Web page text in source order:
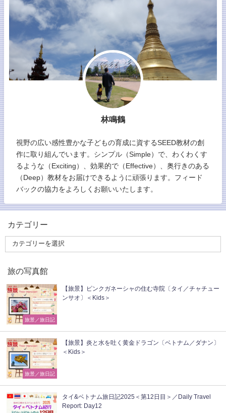
林鳴鶴
視野の広い感性豊かな子どもの育成に資するSEED教材の創
作に取り組んでいます。シンプル（Simple）で、わくわくす
るような（Exciting）、効果的で（Effective）、奥行きのある
（Deep）教材をお届けできるように頑張ります。フィード
バックの協力をよろしくお願いいたします。
カテゴリー
旅の写真館
旅景／旅日記
【旅景】ピンクガネーシャの住む寺院〔タイ／チャチュー
ンサオ〕＜Kids＞
旅景／旅日記
【旅景】炎と水を吐く黄金ドラゴン〔ベトナム／ダナン〕
＜Kids＞
タイ&ベトナム旅日記2025＜第12日目＞／Daily Travel
Report: Day12